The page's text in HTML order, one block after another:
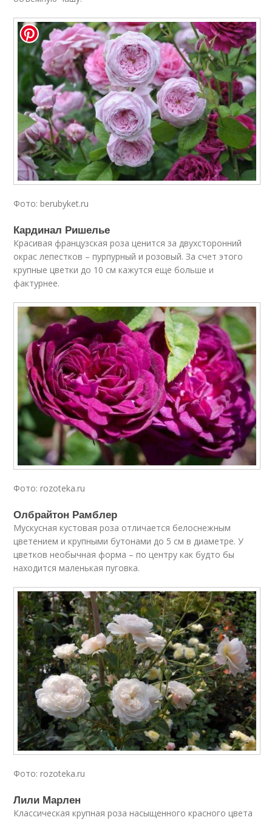
Фото: berubyket.ru
Кардинал Ришелье
Красивая французская роза ценится за двухсторонний
окрас лепестков – пурпурный и розовый. За счет этого
крупные цветки до 10 см кажутся еще больше и
фактурнее.
Фото: rozoteka.ru
Олбрайтон Рамблер
Мускусная кустовая роза отличается белоснежным
цветением и крупными бутонами до 5 см в диаметре. У
цветков необычная форма – по центру как будто бы
находится маленькая пуговка.
Фото: rozoteka.ru
Лили Марлен
Классическая крупная роза насыщенного красного цвета